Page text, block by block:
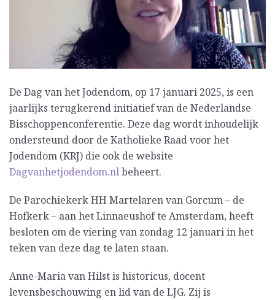
De Dag van het Jodendom, op 17 januari 2025, is een
jaarlijks terugkerend initiatief van de Nederlandse
Bisschoppenconferentie. Deze dag wordt inhoudelijk
ondersteund door de Katholieke Raad voor het
Jodendom (KRJ) die ook de website
Dagvanhetjodendom.nlbeheert.
De Parochiekerk HH Martelaren van Gorcum – de
Hofkerk – aan het Linnaeushof te Amsterdam, heeft
besloten om de viering van zondag 12 januari in het
teken van deze dag te laten staan.
Anne-Maria van Hilst is historicus, docent
levensbeschouwing en lid van de LJG. Zij is